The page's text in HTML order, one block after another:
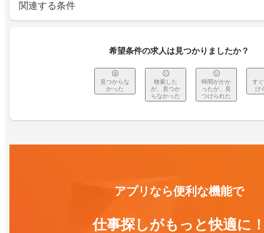
関連する条件
希望条件の求人は見つかりましたか？
見つからな
かった
検索した
が、見つか
らなかった
時間がかか
ったが、見
つけられた
す
け
アプリなら便利な機能で
仕事探しがもっと快適に